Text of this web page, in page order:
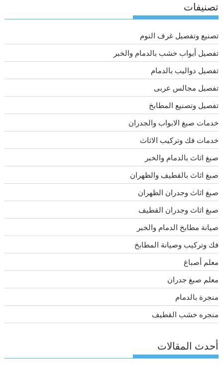
تصنيفات
تصنيع وتفصيل غرف النوم
تفصيل أبواب خشب بالدمام والخبر
تفصيل دواليب بالدمام
تفصيل مجالس عربى
تفصيل وتصنيع المطابخ
خدمات صبغ الابواب والجدران
خدمات فك وتركيب الاثاث
صبغ اثاث بالدمام والخبر
صبغ اثاث بالقطيف والظهران
صبغ اثاث وجدران الظهران
صبغ اثاث وجدران القطيف
صيانة مطابخ الدمام والخبر
فك وتركيب وصيانة المطابخ
معلم أصباغ
معلم صبغ جدران
منجرة بالدمام
منجره خشب القطيف
أحدث المقالات